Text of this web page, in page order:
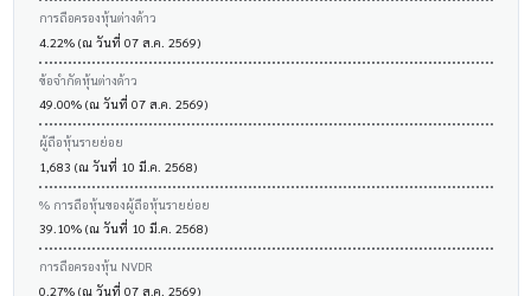
การถือครองหุ้นต่างด้าว
4.22% (ณ วันที่ 07 ส.ค. 2569)
ข้อจำกัดหุ้นต่างด้าว
49.00% (ณ วันที่ 07 ส.ค. 2569)
ผู้ถือหุ้นรายย่อย
1,683 (ณ วันที่ 10 มี.ค. 2568)
% การถือหุ้นของผู้ถือหุ้นรายย่อย
39.10% (ณ วันที่ 10 มี.ค. 2568)
การถือครองหุ้น NVDR
0.27% (ณ วันที่ 07 ส.ค. 2569)